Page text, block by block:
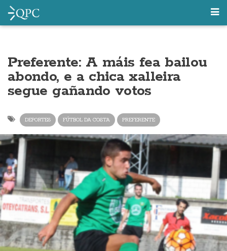
Preferente: A máis fea bailou
abondo, e a chica xalleira
segue gañando votos
DEPORTES FÚTBOL DA COSTA PREFERENTE